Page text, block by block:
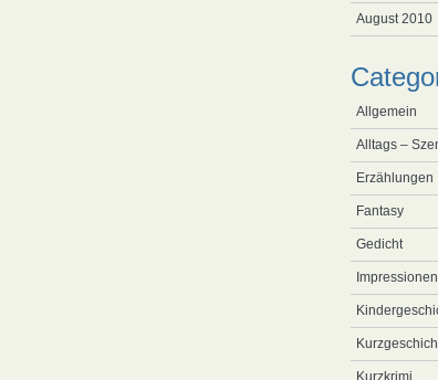
August 2010
Allgemein
Alltags –
Erzählungen
Fantasy
Gedicht
Impressionen
Kurzkrimi